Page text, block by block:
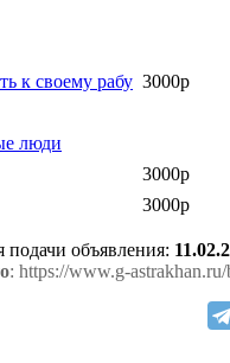
к своему рабу 3000р
люди
3000р
3000р
подачи объявления:
: https://www.g-